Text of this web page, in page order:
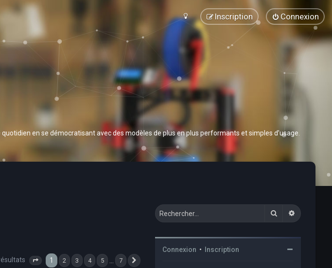
Connexion
Inscription
en se démocratisant avec des modèles de plus en plus performants et simples d’usage.
Page 1sur 7
1 2 3 4 5 7
Rechercher
Connexion • Inscription